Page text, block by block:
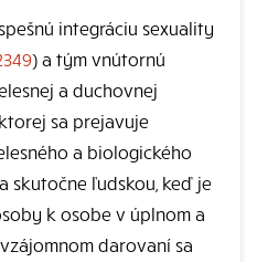
integráciu sexuality
) a tým vnútornú
a duchovnej
sa prejavuje
a biologického
skutočne ľudskou, keď je
k osobe v úplnom a
darovaní sa